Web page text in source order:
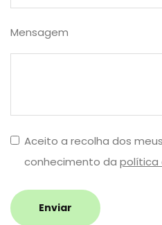
Mensagem
Aceito a recolha dos
conhecimento da política
Enviar